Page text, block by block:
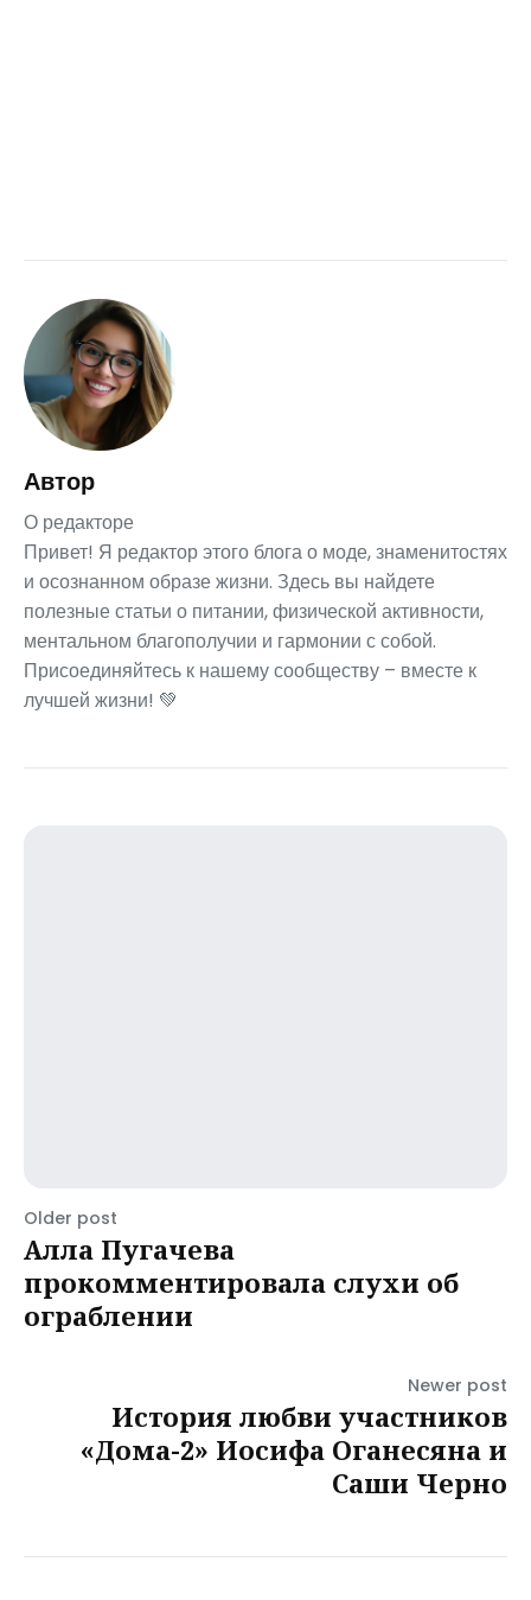
Автор
О редакторе
Привет! Я редактор этого блога о моде, знаменитостях
и осознанном образе жизни. Здесь вы найдете
полезные статьи о питании, физической активности,
ментальном благополучии и гармонии с собой.
Присоединяйтесь к нашему сообществу – вместе к
лучшей жизни! 💚
Older post
Алла Пугачева
прокомментировала слухи об
ограблении
Newer post
История любви участников
«Дома-2» Иосифа Оганесяна и
Саши Черно